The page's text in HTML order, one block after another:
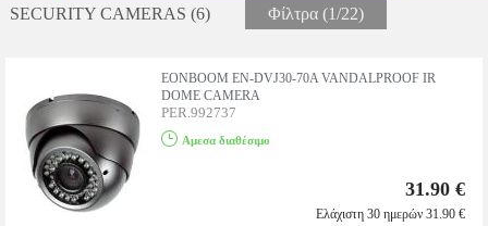
SECURITY CAMERAS (6) Φίλτρα (1/22)
EONBOOM EN-DVJ30-70A VANDALPROOF IR
DOME CAMERA
PER.992737
Αμεσα διαθέσιμο
31.90 €
Ελάχιστη 30 ημερών 31.90 €